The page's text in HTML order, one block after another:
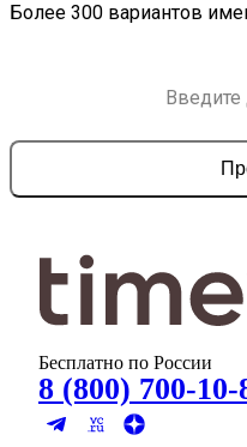
Более 300 вариантов
Бесплатно по России
8 (800) 700-10-